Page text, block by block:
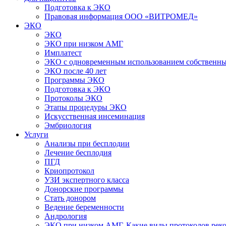
Подготовка к ЭКО
Правовая информация ООО «ВИТРОМЕД»
ЭКО
ЭКО
ЭКО при низком АМГ
Имплатест
ЭКО с одновременным использованием
ЭКО после 40 лет
Программы ЭКО
Подготовка к ЭКО
Протоколы ЭКО
Этапы процедуры ЭКО
Искусственная инсеминация
Эмбриология
Услуги
Анализы при бесплодии
Лечение бесплодия
ПГД
Криопротокол
УЗИ экспертного класса
Донорские программы
Стать донором
Ведение беременности
Андрология